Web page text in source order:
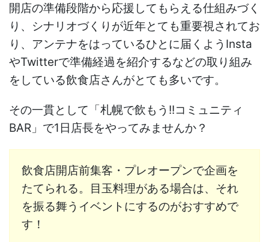
開店の準備段階から応援してもらえる仕組みづく
り、シナリオづくりが近年とても重要視されてお
り、アンテナをはっているひとに届くようInsta
やTwitterで準備経過を紹介するなどの取り組み
をしている飲食店さんがとても多いです。
その一貫として「札幌で飲もう!!コミュニティ
BAR」で1日店長をやってみませんか？
飲食店開店前集客・プレオープンで企画を
たてられる。目玉料理がある場合は、それ
を振る舞うイベントにするのがおすすめで
す！